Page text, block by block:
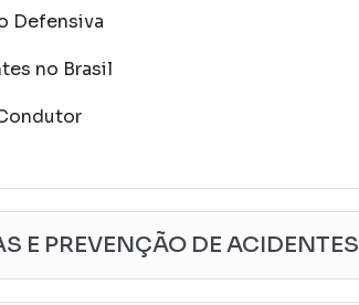
Defensiva
no Brasil
E PREVENÇÃO DE ACIDENTES